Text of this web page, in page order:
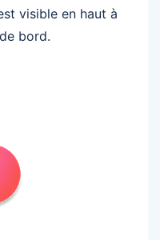
visible en haut à
bord.